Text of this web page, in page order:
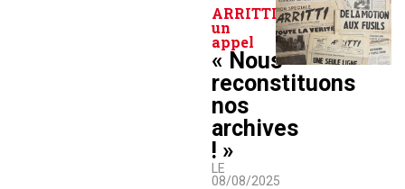
ARRITTI lance
un
appel
« Nous
reconstituons
nos
archives
! »
LE
08/08/2025